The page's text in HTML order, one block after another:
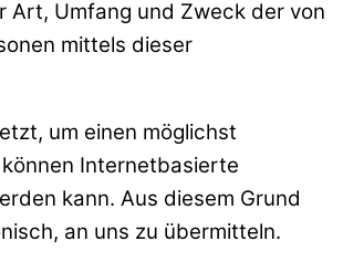
Umfang und Zweck der von
mittels dieser
um einen möglichst
Internetbasierte
kann. Aus diesem Grund
an uns zu übermitteln.